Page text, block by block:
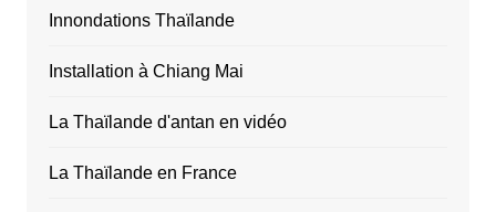
Innondations Thaïlande
Installation à Chiang Mai
La Thaïlande d'antan en vidéo
La Thaïlande en France